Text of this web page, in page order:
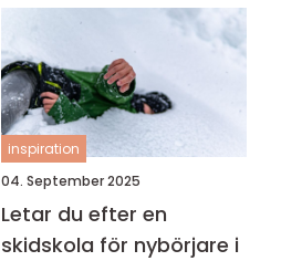
inspiration
04. September 2025
Letar du efter en
skidskola för nybörjare i